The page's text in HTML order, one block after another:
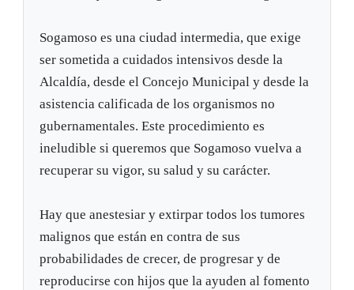
Sogamoso es una ciudad intermedia, que exige
ser sometida a cuidados intensivos desde la
Alcaldía, desde el Concejo Municipal y desde la
asistencia calificada de los organismos no
gubernamentales. Este procedimiento es
ineludible si queremos que Sogamoso vuelva a
recuperar su vigor, su salud y su carácter.
Hay que anestesiar y extirpar todos los tumores
malignos que están en contra de sus
probabilidades de crecer, de progresar y de
reproducirse con hijos que la ayuden al fomento